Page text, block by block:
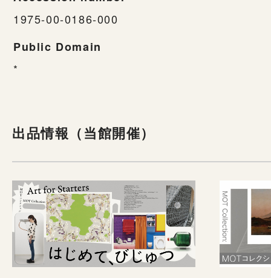
1975-00-0186-000
Public Domain
*
出品情報（当館開催）